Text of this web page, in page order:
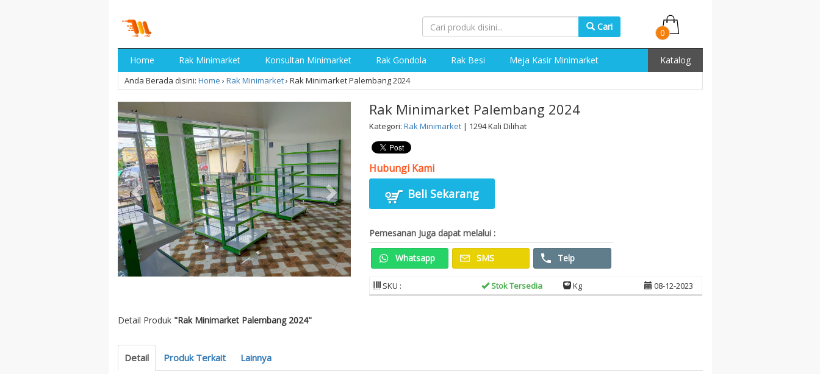
Cari
0
Home Rak Minimarket Konsultan Minimarket Rak Gondola Rak Besi Meja Kasir Minimarket Katalog
Anda Berada disini: Home › Rak Minimarket› Rak Minimarket Palembang 2024
Rak Minimarket Palembang 2024
Kategori: Rak Minimarket| 1294 Kali Dilihat
Hubungi Kami
Beli Sekarang
Pemesanan Juga dapat melalui :
Whatsapp SMS Telp
SKU : Stok Tersedia Kg 08-12-2023
Detail Produk "Rak Minimarket Palembang 2024"
Detail Produk Terkait Lainnya